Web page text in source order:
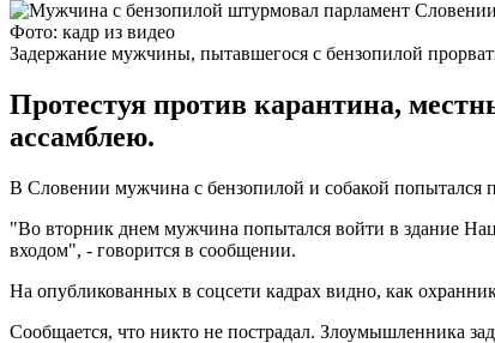
Фото: кадр из видео
Задержание мужчины, пытавшегося с бензопилой
Протестуя против карантина,
ассамблею.
В Словении мужчина с бензопилой и собакой попытался
"Во вторник днем ​​мужчина попытался войти в здание
входом", - говорится в сообщении.
На опубликованных в соцсети кадрах видно, как
Сообщается, что никто не пострадал. Злоумышленника